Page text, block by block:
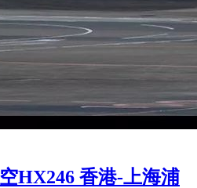
HX246 香港-上海浦